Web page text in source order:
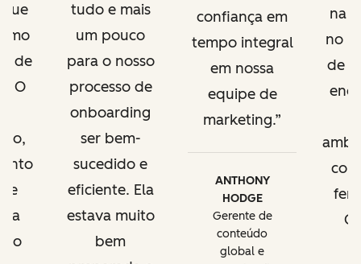
de
O
e
o
tudo e mais
um pouco
para o nosso
processo de
onboarding
ser bem-
sucedido e
eficiente. Ela
estava muito
bem
confiança em
tempo integral
em nossa
equipe de
marketing.
ANTHONY
HODGE
Gerente de
conteúdo
global e
na
no
de